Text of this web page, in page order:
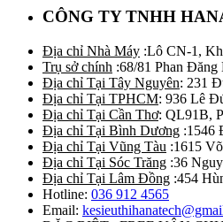
CÔNG TY TNHH
Địa chỉ Nhà Máy :Lô CN-1,
Trụ sở chính :68/81 Phan
Địa chỉ Tại Tây Nguyên: 231
Địa chỉ Tại TPHCM: 936 Lê
Địa chỉ Tại Cần Thơ: QL91B,
Địa chỉ Tại Bình Dương :1546
Địa chỉ Tại Vũng Tàu :1615
Địa chỉ Tại Sóc Trăng :36
Địa chỉ Tại Lâm Đồng :454
Hotline: 036 912 4565
Email: